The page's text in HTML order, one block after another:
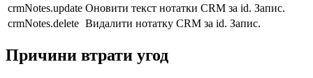
crmNotes.update Оновити текст нотатки CRM за id. Запис.
crmNotes.delete Видалити нотатку CRM за id. Запис.
Причини втрати угод